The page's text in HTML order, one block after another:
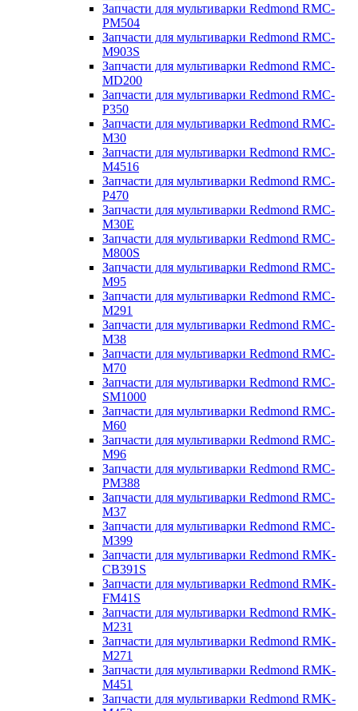
Запчасти для мультиварки Redmond RMC-
PM504
Запчасти для мультиварки Redmond RMC-
M903S
Запчасти для мультиварки Redmond RMC-
MD200
Запчасти для мультиварки Redmond RMC-
P350
Запчасти для мультиварки Redmond RMC-
M30
Запчасти для мультиварки Redmond RMC-
M4516
Запчасти для мультиварки Redmond RMC-
P470
Запчасти для мультиварки Redmond RMC-
M30E
Запчасти для мультиварки Redmond RMC-
M800S
Запчасти для мультиварки Redmond RMC-
M95
Запчасти для мультиварки Redmond RMC-
M291
Запчасти для мультиварки Redmond RMC-
M38
Запчасти для мультиварки Redmond RMC-
M70
Запчасти для мультиварки Redmond RMC-
SM1000
Запчасти для мультиварки Redmond RMC-
M60
Запчасти для мультиварки Redmond RMC-
M96
Запчасти для мультиварки Redmond RMC-
PM388
Запчасти для мультиварки Redmond RMC-
M37
Запчасти для мультиварки Redmond RMC-
M399
Запчасти для мультиварки Redmond RMK-
CB391S
Запчасти для мультиварки Redmond RMK-
FM41S
Запчасти для мультиварки Redmond RMK-
M231
Запчасти для мультиварки Redmond RMK-
M271
Запчасти для мультиварки Redmond RMK-
M451
Запчасти для мультиварки Redmond RMK-